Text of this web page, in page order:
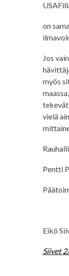
on
Jos
myös
tekevät
vielä
Pentti
Eikö
Siivet